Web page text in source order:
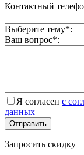
Контактный
Выберите тему*:
Ваш вопрос*:
Я согласен с
данных
Запросить скидку